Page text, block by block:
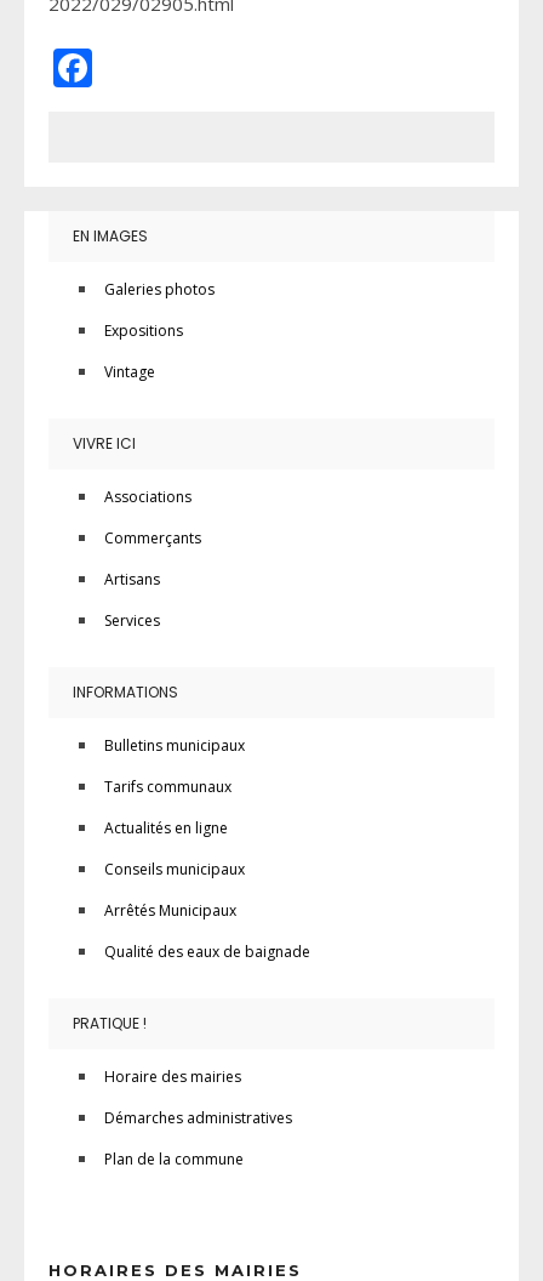
EN IMAGES
Galeries photos
Expositions
Vintage
VIVRE ICI
Associations
Commerçants
Artisans
Services
INFORMATIONS
Bulletins municipaux
Tarifs communaux
Actualités en ligne
Conseils municipaux
Arrêtés Municipaux
Qualité des eaux de baignade
PRATIQUE !
Horaire des mairies
Démarches administratives
Plan de la commune
HORAIRES DES MAIRIES